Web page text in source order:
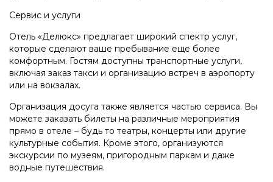
Сервис и услуги
Отель «Делюкс» предлагает широкий спектр услуг,
которые сделают ваше пребывание еще более
комфортным. Гостям доступны транспортные услуги,
включая заказ такси и организацию встреч в аэропорту
или на вокзалах.
Организация досуга также является частью сервиса. Вы
можете заказать билеты на различные мероприятия
прямо в отеле – будь то театры, концерты или другие
культурные события. Кроме этого, организуются
экскурсии по музеям, пригородным паркам и даже
водные путешествия.